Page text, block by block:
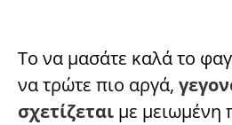
Το να μασάτε καλά το
να τρώτε πιο αργά,
σχετίζεται με